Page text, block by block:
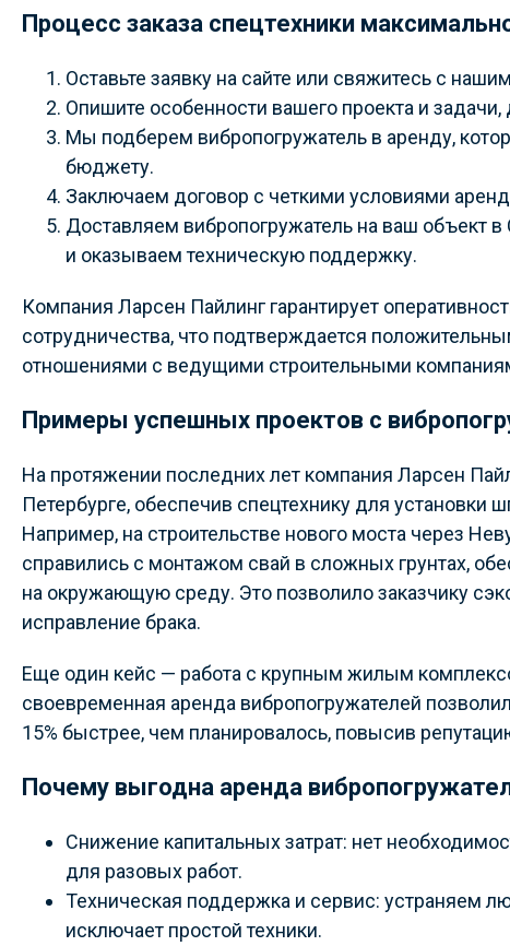
Процесс заказа спецтехники
Оставьте заявку на сайте или свяжитесь с
Опишите особенности вашего проекта и задачи,
Мы подберем вибропогружатель в аренду,
бюджету.
Заключаем договор с четкими условиями
Доставляем вибропогружатель на ваш объект
и оказываем техническую поддержку.
Компания Ларсен Пайлинг гарантирует
сотрудничества, что подтверждается
отношениями с ведущими строительными
Примеры успешных проектов с
На протяжении последних лет компания Ларсен
Петербурге, обеспечив спецтехнику для установки
Например, на строительстве нового моста через
справились с монтажом свай в сложных грунтах,
на окружающую среду. Это позволило заказчику
исправление брака.
Еще один кейс — работа с крупным жилым
своевременная аренда вибропогружателей
15% быстрее, чем планировалось, повысив
Почему выгодна аренда
Снижение капитальных затрат: нет
для разовых работ.
Техническая поддержка и сервис: устраняем
исключает простой техники.